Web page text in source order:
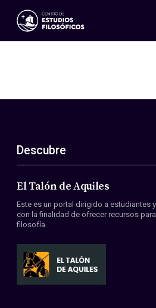
Eventos
ES
EN
Acerca de nosotros
Miembros
Convenios
Descubre
El Talón de Aquiles
Este es un portal dirigido a estudiantes
con la finalidad de ofrecer recursos
filosofía.